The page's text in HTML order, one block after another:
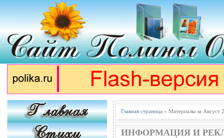
Главная страница » Материалы за Август
ИНФОРМАЦИЯ И